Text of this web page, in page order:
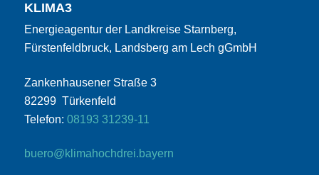
KLIMA3
Energieagentur der Landkreise Starnberg,
Fürstenfeldbruck, Landsberg am Lech gGmbH
Zankenhausener Straße 3
82299 Türkenfeld
Telefon: 08193 31239-11
buero@klimahochdrei.bayern